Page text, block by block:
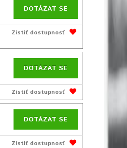
DOTÁZAT SE
Zistiť dostupnosť
DOTÁZAT SE
Zistiť dostupnosť
DOTÁZAT SE
Zistiť dostupnosť